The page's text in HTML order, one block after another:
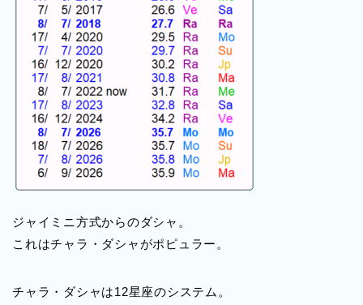
ジャイミニ方式からのダシャ。
これはチャラ・ダシャがポピュラー。
チャラ・ダシャは12星座のシステム。